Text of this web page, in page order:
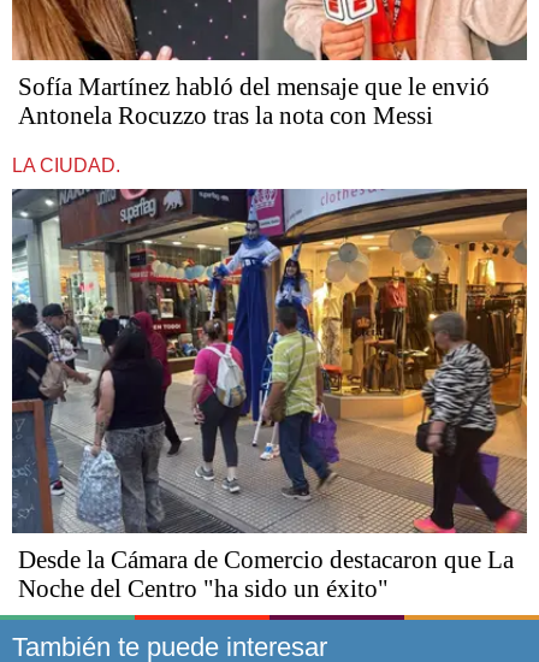
Sofía Martínez habló del mensaje que le envió
Antonela Rocuzzo tras la nota con Messi
LA CIUDAD.
Desde la Cámara de Comercio destacaron que La
Noche del Centro "ha sido un éxito"
También te puede interesar